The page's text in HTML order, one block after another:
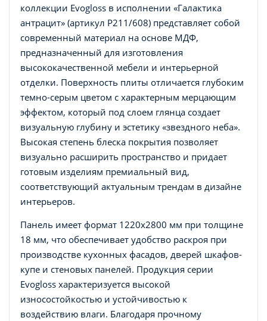
коллекции Evogloss в исполнении «Галактика
антрацит» (артикул P211/608) представляет собой
современный материал на основе МДФ,
предназначенный для изготовления
высококачественной мебели и интерьерной
отделки. Поверхность плиты отличается глубоким
темно-серым цветом с характерным мерцающим
эффектом, который под слоем глянца создает
визуальную глубину и эстетику «звездного неба».
Высокая степень блеска покрытия позволяет
визуально расширить пространство и придает
готовым изделиям премиальный вид,
соответствующий актуальным трендам в дизайне
интерьеров.
Панель имеет формат 1220x2800 мм при толщине
18 мм, что обеспечивает удобство раскроя при
производстве кухонных фасадов, дверей шкафов-
купе и стеновых панелей. Продукция серии
Evogloss характеризуется высокой
износостойкостью и устойчивостью к
воздействию влаги. Благодаря прочному